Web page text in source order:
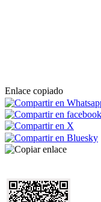
Enlace copiado